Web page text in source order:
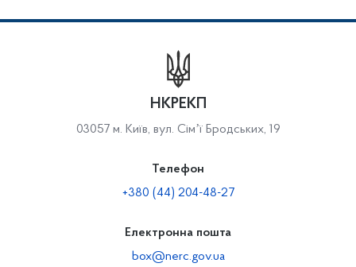
НКРЕКП
03057 м. Київ, вул. Сімʼї Бродських, 19
Телефон
+380 (44) 204-48-27
Електронна пошта
box@nerc.gov.ua